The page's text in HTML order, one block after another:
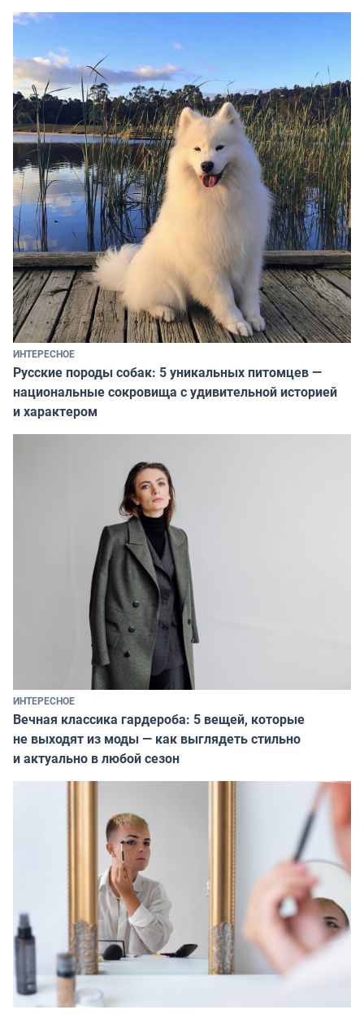
ИНТЕРЕСНОЕ
Русские породы собак: 5 уникальных питомцев —
национальные сокровища с удивительной историей
и характером
ИНТЕРЕСНОЕ
Вечная классика гардероба: 5 вещей, которые
не выходят из моды — как выглядеть стильно
и актуально в любой сезон